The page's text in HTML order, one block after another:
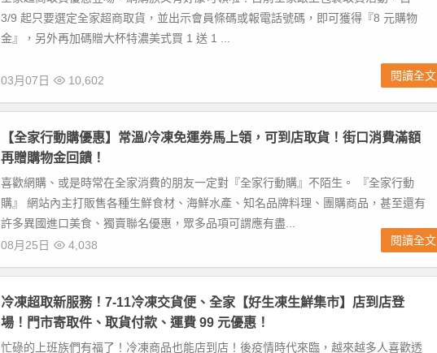
3/9 起只要選定全家超商取貨，並出示會員條碼或報電話號碼，即可獲得『8 元購物
金』，另外再加碼贈大杯特濃美式買 1 送 1 ...
03月07日 10,602 閱讀全文
【全家行動購優惠】常溫/冷凍免運券馬上領，可到店取貨！街口消費滿額
再贈購物金回饋！
喜歡網購、或是時常在全家消費的朋友一定對『全家行動購』不陌生。 『全家行動
購』 網站內主打販售各種生鮮食材、海鮮水產、知名品牌料理、團購商品，甚至還有
許多異國進口美食、獨賣聯名優惠，眾多品項可謂應有盡...
08月25日
4,038 閱讀全文
冷凍超取新服務！7-11冷凍交貨便、全家【好生凍生鮮集市】店到店登
場！門市寄取件、取貨付款、運費 99 元優惠！
忙碌的上班族們有福了！冷凍商品也能店到店！後疫情時代來臨，越來越多人喜歡透